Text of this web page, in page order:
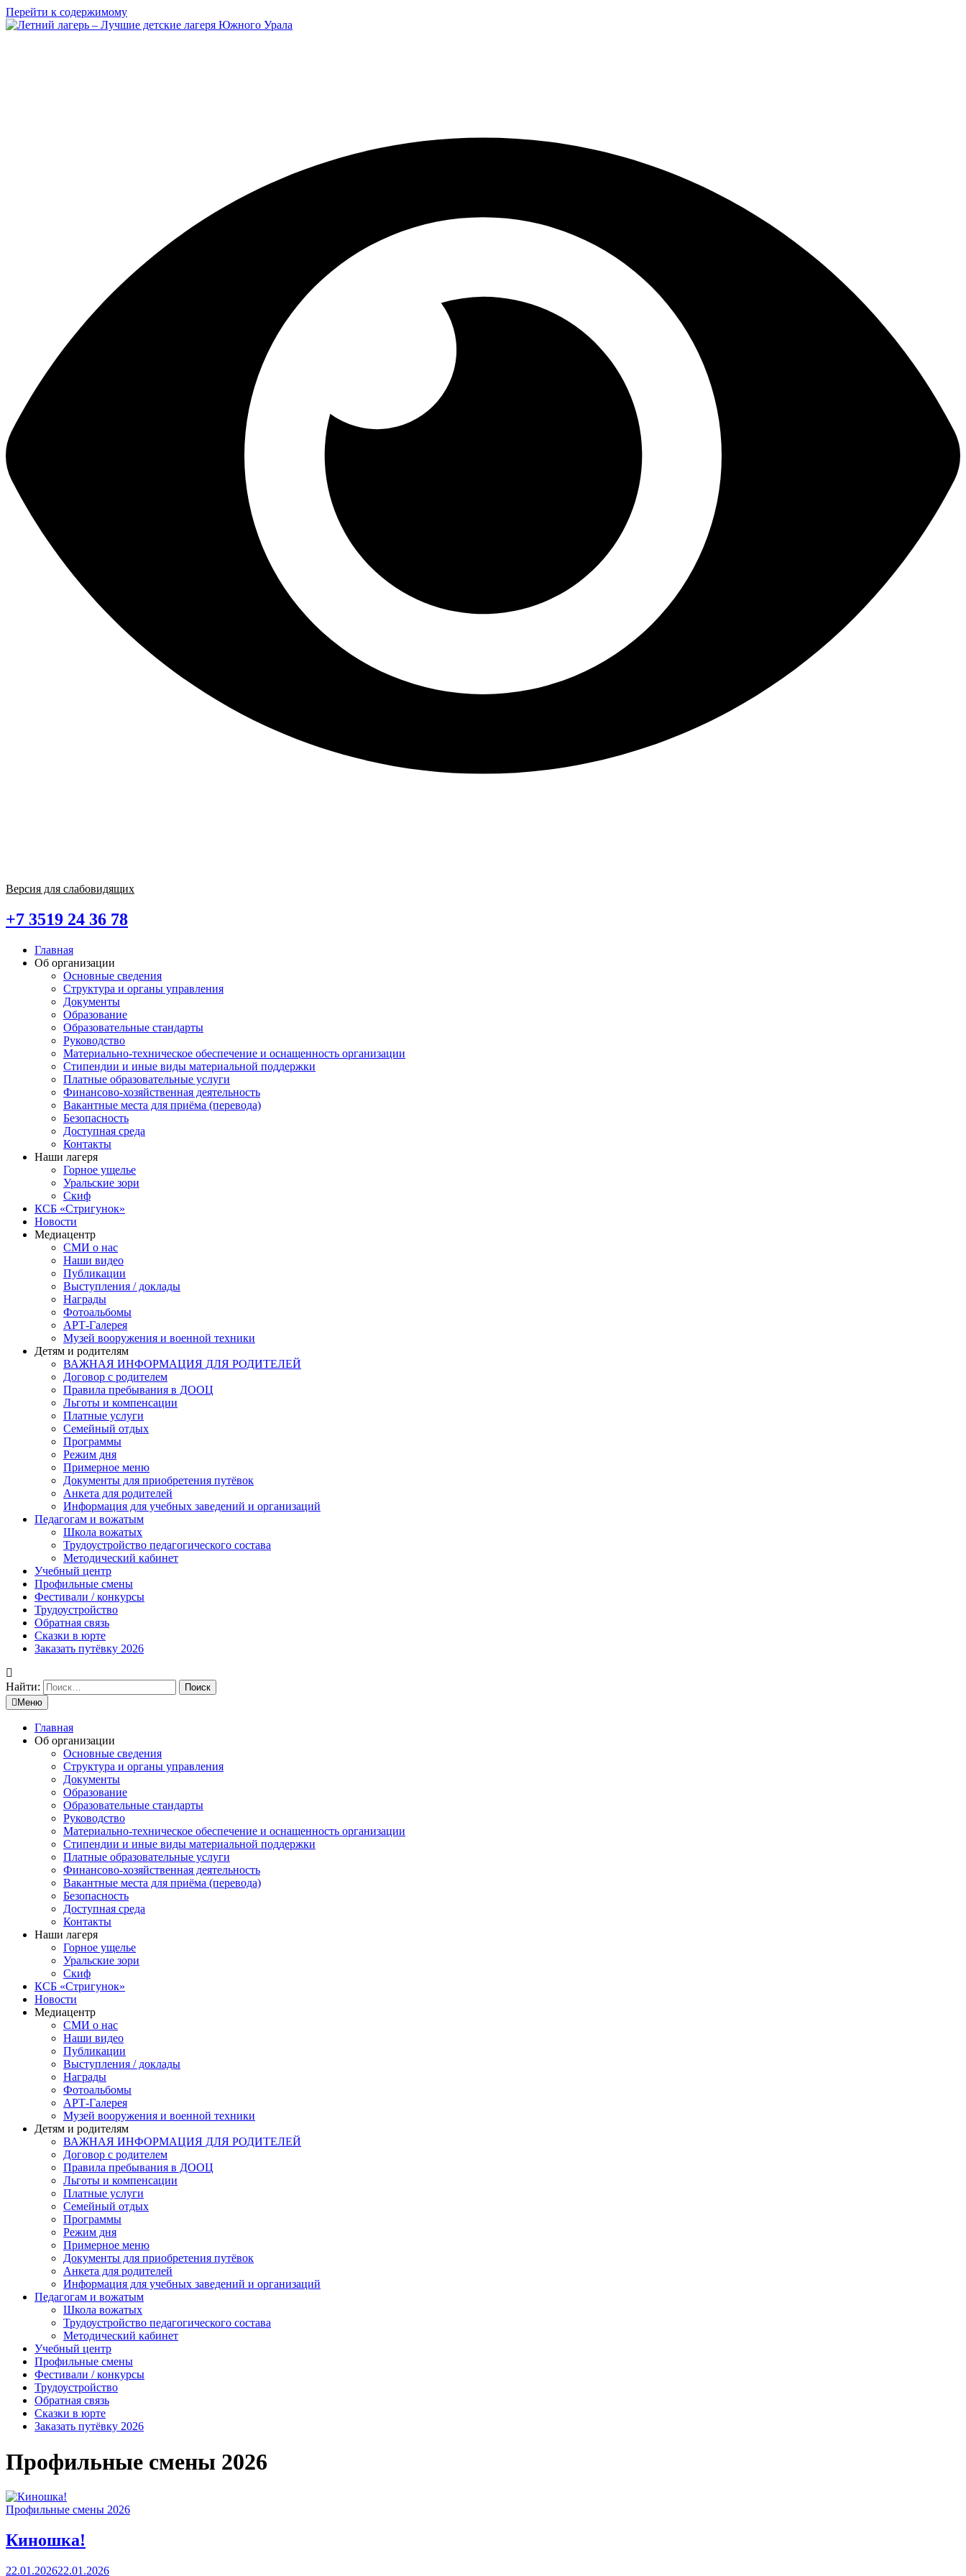
Перейти к содержимому
Версия для слабовидящих
+7 3519 24 36 78
Главная
Об организации
Основные сведения
Структура и органы управления
Документы
Образование
Образовательные стандарты
Руководство
Материально-техническое обеспечение и оснащенность организации
Стипендии и иные виды материальной поддержки
Платные образовательные услуги
Финансово-хозяйственная деятельность
Вакантные места для приёма (перевода)
Безопасность
Доступная среда
Контакты
Наши лагеря
Горное ущелье
Уральские зори
Скиф
КСБ «Стригунок»
Новости
Медиацентр
СМИ о нас
Наши видео
Публикации
Выступления / доклады
Награды
Фотоальбомы
АРТ-Галерея
Музей вооружения и военной техники
Детям и родителям
ВАЖНАЯ ИНФОРМАЦИЯ ДЛЯ РОДИТЕЛЕЙ
Договор с родителем
Правила пребывания в ДООЦ
Льготы и компенсации
Платные услуги
Семейный отдых
Программы
Режим дня
Примерное меню
Документы для приобретения путёвок
Анкета для родителей
Информация для учебных заведений и организаций
Педагогам и вожатым
Школа вожатых
Трудоустройство педагогического состава
Методический кабинет
Учебный центр
Профильные смены
Фестивали / конкурсы
Трудоустройство
Обратная связь
Сказки в юрте
Заказать путёвку 2026
Найти:
Меню
Главная
Об организации
Основные сведения
Структура и органы управления
Документы
Образование
Образовательные стандарты
Руководство
Материально-техническое обеспечение и оснащенность организации
Стипендии и иные виды материальной поддержки
Платные образовательные услуги
Финансово-хозяйственная деятельность
Вакантные места для приёма (перевода)
Безопасность
Доступная среда
Контакты
Наши лагеря
Горное ущелье
Уральские зори
Скиф
КСБ «Стригунок»
Новости
Медиацентр
СМИ о нас
Наши видео
Публикации
Выступления / доклады
Награды
Фотоальбомы
АРТ-Галерея
Музей вооружения и военной техники
Детям и родителям
ВАЖНАЯ ИНФОРМАЦИЯ ДЛЯ РОДИТЕЛЕЙ
Договор с родителем
Правила пребывания в ДООЦ
Льготы и компенсации
Платные услуги
Семейный отдых
Программы
Режим дня
Примерное меню
Документы для приобретения путёвок
Анкета для родителей
Информация для учебных заведений и организаций
Педагогам и вожатым
Школа вожатых
Трудоустройство педагогического состава
Методический кабинет
Учебный центр
Профильные смены
Фестивали / конкурсы
Трудоустройство
Обратная связь
Сказки в юрте
Заказать путёвку 2026
Профильные смены 2026
Профильные смены 2026
Киношка!
22.01.202622.01.2026